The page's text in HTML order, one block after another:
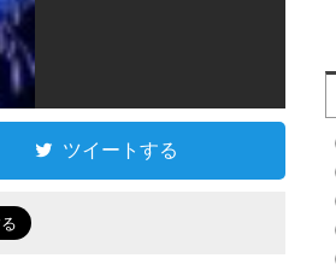
ツイートする